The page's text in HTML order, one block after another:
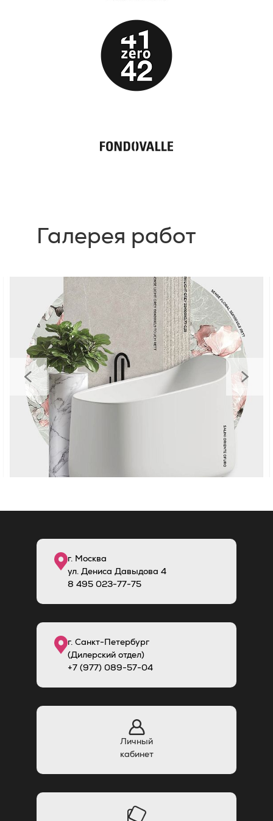
Галерея работ
г. Москва
ул. Дениса Давыдова 4
8 495 023-77-75
г. Санкт-Петербург
(Дилерский отдел)
+7 (977) 089-57-04
Личный
кабинет